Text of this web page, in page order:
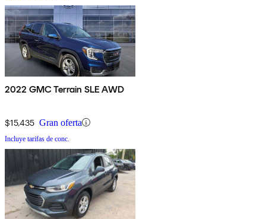
2022 GMC Terrain SLE AWD
$15,435 Gran oferta
Incluye tarifas de conc.